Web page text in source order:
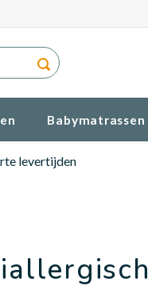
Babymatrassen
levertijden